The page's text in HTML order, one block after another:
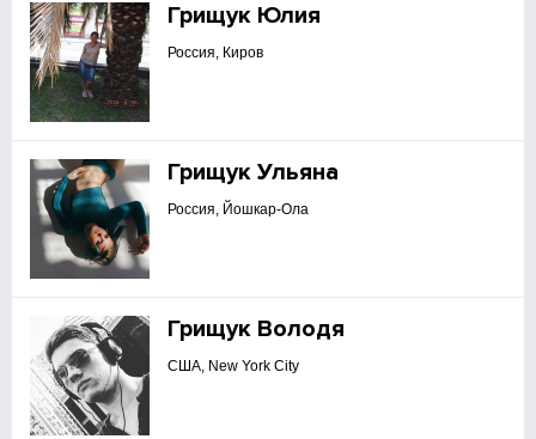
Грищук Юлия
Россия, Киров
Грищук Ульяна
Россия, Йошкар-Ола
Грищук Володя
США, New York City